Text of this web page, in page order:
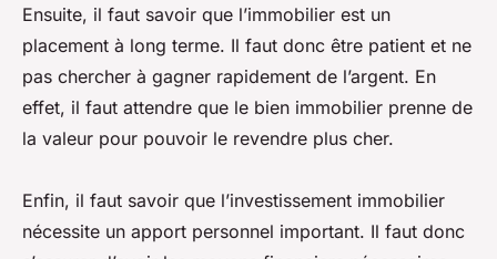
Ensuite, il faut savoir que l’immobilier est un
placement à long terme. Il faut donc être patient et ne
pas chercher à gagner rapidement de l’argent. En
effet, il faut attendre que le bien immobilier prenne de
la valeur pour pouvoir le revendre plus cher.
Enfin, il faut savoir que l’investissement immobilier
nécessite un apport personnel important. Il faut donc